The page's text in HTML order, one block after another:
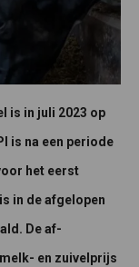
is in juli 2023 op
is na een periode
het eerst
in de afgelopen
De af-
en zuivelprijs